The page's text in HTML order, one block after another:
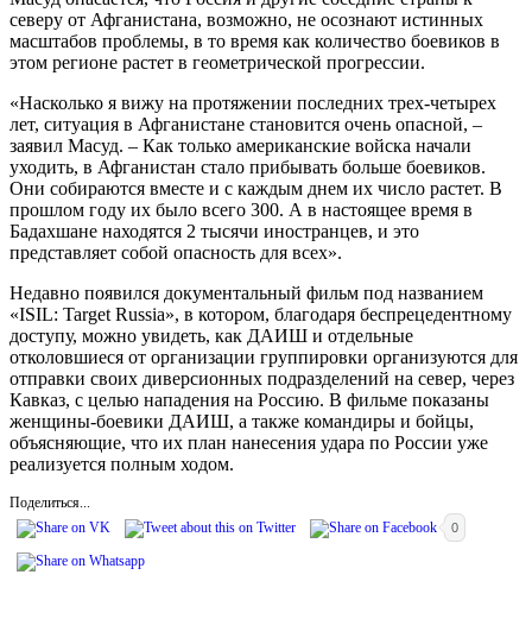
северу от Афганистана, возможно, не осознают истинных
масштабов проблемы, в то время как количество боевиков в
этом регионе растет в геометрической прогрессии.
«Насколько я вижу на протяжении последних трех-четырех
лет, ситуация в Афганистане становится очень опасной, –
заявил Масуд. – Как только американские войска начали
уходить, в Афганистан стало прибывать больше боевиков.
Они собираются вместе и с каждым днем их число растет. В
прошлом году их было всего 300. А в настоящее время в
Бадахшане находятся 2 тысячи иностранцев, и это
представляет собой опасность для всех».
Недавно появился документальный фильм под названием
«ISIL: Target Russia», в котором, благодаря беспрецедентному
доступу, можно увидеть, как ДАИШ и отдельные
отколовшиеся от организации группировки организуются для
отправки своих диверсионных подразделений на север, через
Кавказ, с целью нападения на Россию. В фильме показаны
женщины-боевики ДАИШ, а также командиры и бойцы,
объясняющие, что их план нанесения удара по России уже
реализуется полным ходом.
Поделиться...
0